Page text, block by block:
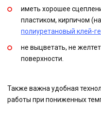
иметь хорошее
пластиком, кирпичом
полиуретановый клей-
не выцветать, не
поверхности.
Также важна удобная
работы при пониженных